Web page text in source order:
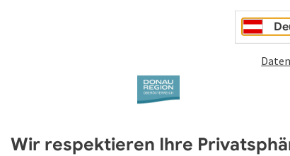
Wir respektieren Ihre